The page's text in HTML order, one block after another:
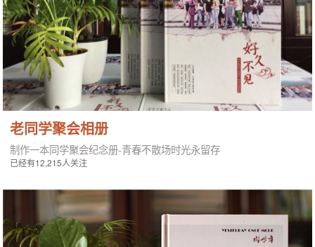
老同学聚会相册
制作一本同学聚会纪念册-青春不散场时光永留存
已经有12,215人关注